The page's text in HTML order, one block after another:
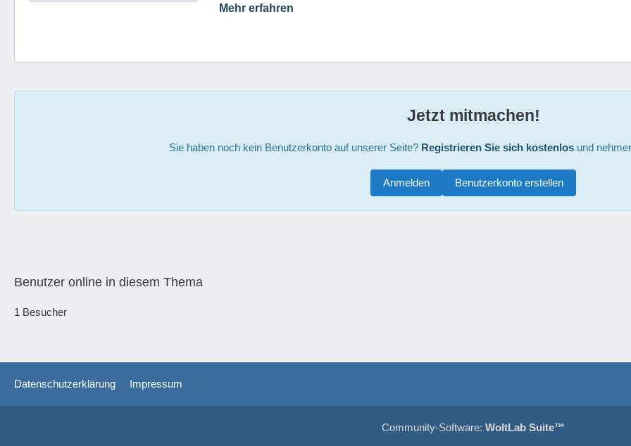
Mehr erfahren
Jetzt mitmachen!
Sie haben noch kein Benutzerkonto auf unserer Seite? Registrieren Sie sich kostenlosund
Benutzerkonto erstellen
Anmelden
Benutzer online in diesem Thema
1 Besucher
Datenschutzerklärung Impressum
Community-Software: WoltLab Suite™